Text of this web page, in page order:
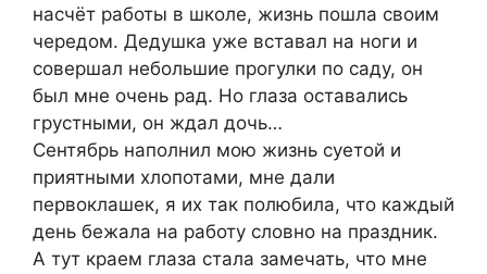
насчёт работы в школе, жизнь пошла своим
чередом. Дедушка уже вставал на ноги и
совершал небольшие прогулки по саду, он
был мне очень рад. Но глаза оставались
грустными, он ждал дочь…
Сентябрь наполнил мою жизнь суетой и
приятными хлопотами, мне дали
первоклашек, я их так полюбила, что каждый
день бежала на работу словно на праздник.
А тут краем глаза стала замечать, что мне